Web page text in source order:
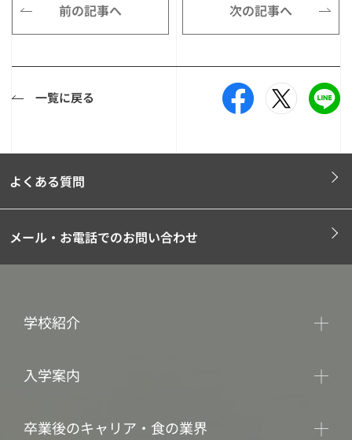
前の記事へ 次の記事へ
一覧に戻る
よくある質問
メール・お電話でのお問い合わせ
学校紹介
入学案内
卒業後のキャリア・食の業界